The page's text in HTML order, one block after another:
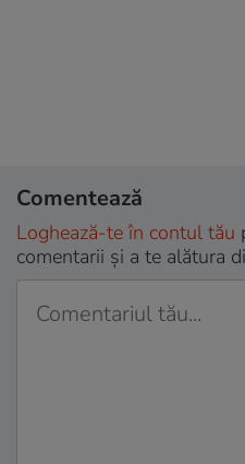
Comentează
Loghează-te în contul tău
comentarii și a te alătura